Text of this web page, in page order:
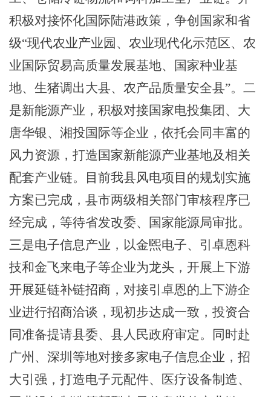
积极对接怀化国际陆港政策，争创国家和省
级“现代农业产业园、农业现代化示范区、农
业国际贸易高质量发展基地、国家种业基
地、生猪调出大县、农产品质量安全县”。二
是新能源产业，积极对接国家电投集团、大
唐华银、湘投国际等企业，依托会同丰富的
风力资源，打造国家新能源产业基地及相关
配套产业链。目前我县风电项目的规划实施
方案已完成， 县市两级相关部门审核程序已
经完成，等待省发改委、国家能源局审批。
三是电子信息产业，以金煕电子、引卓恩科
技和金飞来电子等企业为龙头，开展上下游
开展延链补链招商，对接引卓恩的上下游企
业进行招商洽谈，现初步达成一致，投资合
同准备提请县委、县人民政府审定。同时赴
广州、深圳等地对接多家电子信息企业，招
大引强，打造电子元配件、医疗设备制造、